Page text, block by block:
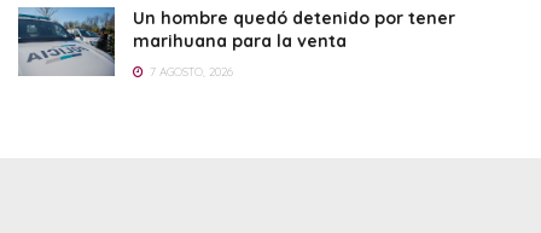
Un hombre quedó detenido por tener
marihuana para la venta
7 AGOSTO, 2026